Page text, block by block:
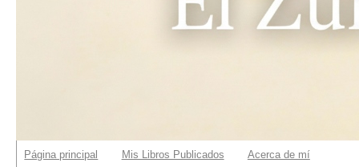
Página principal Mis Libros Publicados Acerca de mí